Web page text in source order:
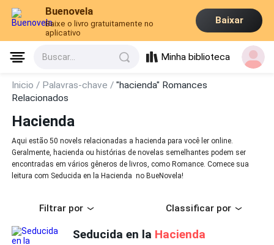
Buenovela
Baixe o livro gratuitamente no
aplicativo
Baixar
Buscar... Minha biblioteca
Inicio / Palavras-chave /"hacienda" Romances
Relacionados
Hacienda
Aqui estão 50 novels relacionadas a hacienda para você ler online.
Geralmente, hacienda ou histórias de novelas semelhantes podem ser
encontradas em vários gêneros de livros, como Romance. Comece sua
leitura com Seducida en la Hacienda no BueNovela!
Filtrar por Classificar por
Seducida en la Hacienda